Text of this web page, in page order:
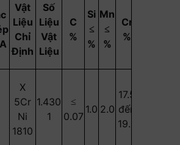
Vật
Liệu
Chỉ
Định
Số
Liệu
Vật
Liệu
C
%
Si
≤
%
Mn
≤
%
Cr
%
X
5Cr
Ni
1810
1.430
1
≤
0.07
1.0 2.0
17.5
đến
19.5